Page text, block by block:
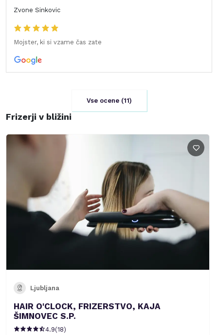
Zvone Sinkovic
Mojster, ki si vzame čas zate
Vse ocene (11)
Frizerji v bližini
Ljubljana
HAIR O'CLOCK, FRIZERSTVO, KAJA
ŠIMNOVEC S.P.
4.9(18)